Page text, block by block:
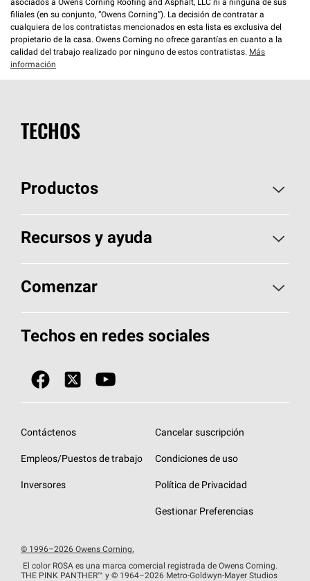
asociados a Owens Corning Roofing and Asphalt, LLC ni a ninguna de sus
filiales (en su conjunto, “Owens Corning”). La decisión de contratar a
cualquiera de los contratistas mencionados en esta lista es exclusiva del
propietario de la casa. Owens Corning no ofrece garantías en cuanto a la
calidad del trabajo realizado por ninguno de estos contratistas. Más
información
TECHOS
Productos
Elija sus tejas
Encuentre un contratista
Componentes para techos
Tecnología SureNail®
Garantías de techos
Recursos y ayuda
Aspectos básicos sobre techos
Herramientas de diseño y color
Únase a la red de contratistas de techos
Diseño en el techo
Eventos para contratistas
Comenzar
Llame al 1-800-GET-PINK®
Encuentre una tienda o encuentre un
Financiamiento de techos
Techos en redes sociales
Contáctenos
Empleos/Puestos de trabajo
Inversores
Cancelar suscripción
Condiciones de uso
Política de Privacidad
Gestionar Preferencias
© 1996–2026 Owens Corning.
El color ROSA es una marca comercial registrada de Owens Corning.
THE PINK PANTHER™ y © 1964–2026 Metro-Goldwyn-Mayer Studios